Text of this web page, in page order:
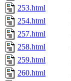
253.html
254.html
257.html
258.html
259.html
260.html